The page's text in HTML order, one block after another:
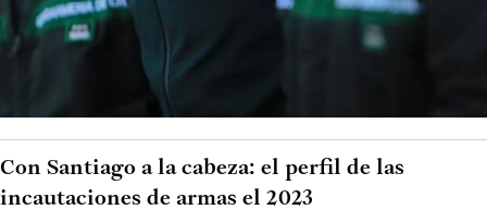
Con Santiago a la cabeza: el perfil de las
incautaciones de armas el 2023